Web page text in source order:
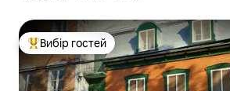
Топ вибір гостей
Вибір гостей